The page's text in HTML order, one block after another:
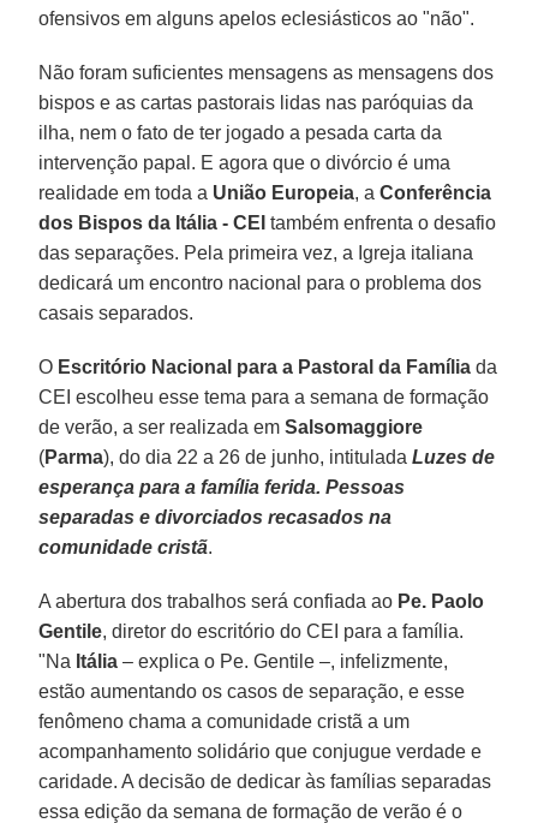
ofensivos em alguns apelos eclesiásticos ao "não".
Não foram suficientes mensagens as mensagens dos
bispos e as cartas pastorais lidas nas paróquias da
ilha, nem o fato de ter jogado a pesada carta da
intervenção papal. E agora que o divórcio é uma
realidade em toda a União Europeia, aConferência
dos Bispos da Itália - CEI também enfrenta o desafio
das separações. Pela primeira vez, a Igreja italiana
dedicará um encontro nacional para o problema dos
casais separados.
O Escritório Nacional para a Pastoral da Família da
CEI escolheu esse tema para a semana de formação
de verão, a ser realizada emSalsomaggiore
(Parma), do dia 22 a 26 de junho, intituladaLuzes de
esperança para a família ferida. Pessoas
separadas e divorciados recasados na
comunidade cristã.
A abertura dos trabalhos será confiada ao Pe. Paolo
Gentile, diretor do escritório do CEI para a família.
"Na Itália – explica o Pe. Gentile –, infelizmente,
estão aumentando os casos de separação, e esse
fenômeno chama a comunidade cristã a um
acompanhamento solidário que conjugue verdade e
caridade. A decisão de dedicar às famílias separadas
essa edição da semana de formação de verão é o